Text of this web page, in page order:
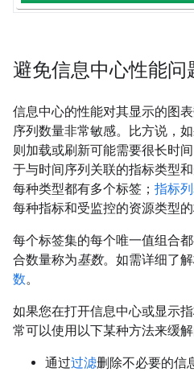
避免信息中心性能问
信息中心的性能对其显示的图
序列数量非常敏感。比方说，
则加载或刷新可能需要很长时
于与时间序列关联的指标类型
每种类型都有多个标签； 指标
每种指标和受监控的资源类型的
每个标签集的每个唯一值组合
合数量称为基数。如需详细了
数。
如果您在打开信息中心或显示
常可以使用以下某种方法来缓解
通过过滤删除不必要的信